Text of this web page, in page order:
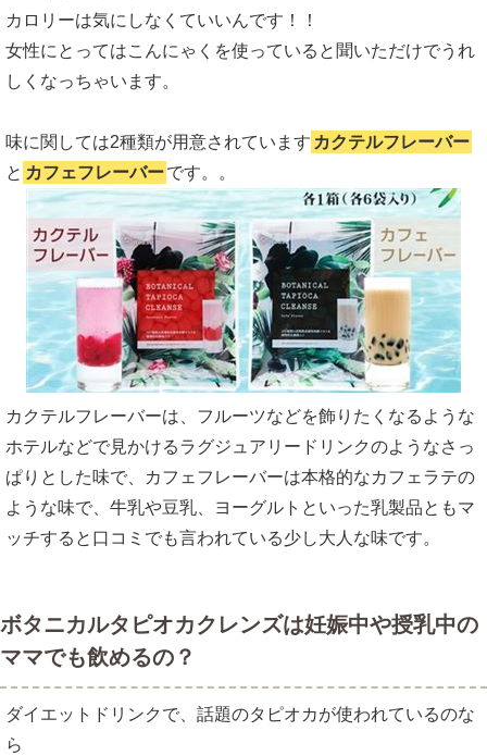
カロリーは気にしなくていいんです！！
女性にとってはこんにゃくを使っていると聞いただけでうれ
しくなっちゃいます。
味に関しては2種類が用意されています カクテルフレーバー
と カフェフレーバーです。。
カクテルフレーバーは、フルーツなどを飾りたくなるような
ホテルなどで見かけるラグジュアリードリンクのようなさっ
ぱりとした味で、カフェフレーバーは本格的なカフェラテの
ような味で、牛乳や豆乳、ヨーグルトといった乳製品ともマ
ッチすると口コミでも言われている少し大人な味です。
ボタニカルタピオカクレンズは妊娠中や授乳中の
ママでも飲めるの？
ダイエットドリンクで、話題のタピオカが使われているのな
ら